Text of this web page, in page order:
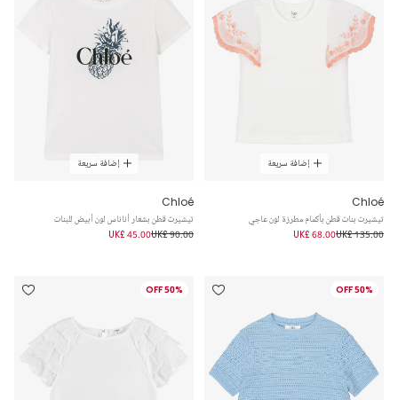
إضافة سريعة
Chloé
تيشيرت بنات قطن بأكمام مطرزة لون عاجي
UK£ 135.00
UK£ 68.00
إضافة سريعة
Chloé
تيشيرت قطن بشعار أناناس لون أبيض للبنات
UK£ 90.00
UK£ 45.00
50% OFF
50% OFF